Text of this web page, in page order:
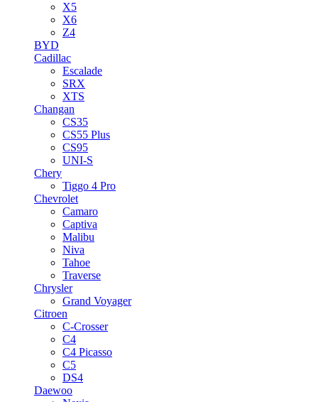
X5
X6
Z4
BYD
Cadillac
Escalade
SRX
XTS
Changan
CS35
CS55 Plus
CS95
UNI-S
Chery
Tiggo 4 Pro
Chevrolet
Camaro
Captiva
Malibu
Niva
Tahoe
Traverse
Chrysler
Grand Voyager
Citroen
C-Crosser
C4
C4 Picasso
C5
DS4
Daewoo